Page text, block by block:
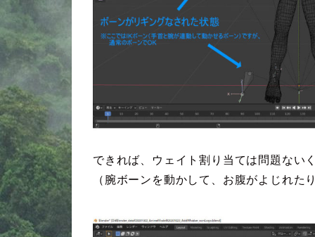
できれば、ウェイト割り当ては問題ない
（腕ボーンを動かして、お腹がよじれた